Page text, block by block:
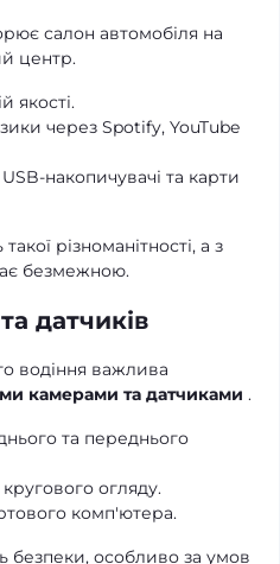
салон автомобіля на
центр.
якості.
через Spotify, YouTube
накопичувачі та карти
різноманітності, а з
безмежною.
датчиків
водіння важлива
камерами та датчиками .
та переднього
огляду.
комп'ютера.
безпеки, особливо за умов